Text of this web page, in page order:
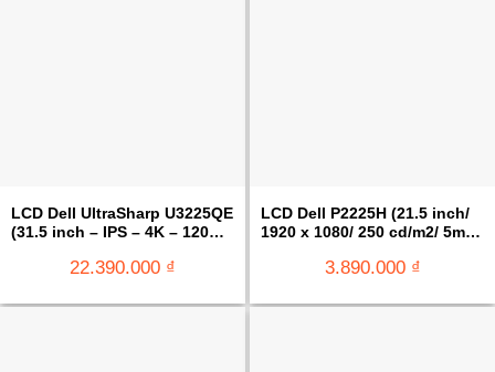
LCD Dell UltraSharp U3225QE
(31.5 inch – IPS – 4K – 120Hz
22.390.000 ₫
LCD Dell P2225H (21.5 inch/
1920 x 1080/ 250 cd/m2/ 5ms/
3.890.000 ₫